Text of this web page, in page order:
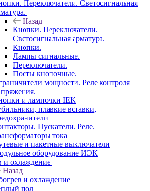
Переключатели. Светосигнальная
Назад
Кнопки. Переключатели.
Светосигнальная арматура.
Кнопки.
Лампы сигнальные.
Переключатели.
Посты кнопочные.
мощности. Реле контроля
и лампочки IEK
плавкие вставки,
Пускатели. Реле.
тока
и пакетные выключатели
оборудование ИЭК
и охлаждение
Назад
и охлаждение
пол